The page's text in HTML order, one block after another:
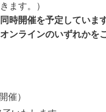
ます。）
時開催を予定していま
ンラインのいずれかを
催）